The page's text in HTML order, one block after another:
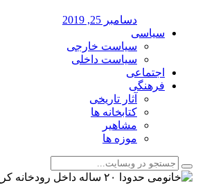
دسامبر 25, 2019
سیاسی
سیاست خارجی
سیاست داخلی
اجتماعی
فرهنگی
آثار تاریخی
کتابخانه ها
مشاهیر
موزه ها